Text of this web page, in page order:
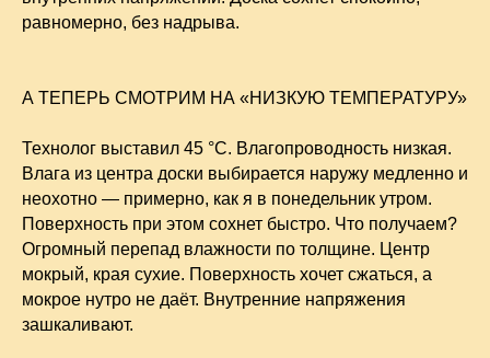
равномерно, без надрыва.
А ТЕПЕРЬ СМОТРИМ НА «НИЗКУЮ ТЕМПЕРАТУРУ»
Технолог выставил 45 °C. Влагопроводность низкая.
Влага из центра доски выбирается наружу медленно и
неохотно — примерно, как я в понедельник утром.
Поверхность при этом сохнет быстро. Что получаем?
Огромный перепад влажности по толщине. Центр
мокрый, края сухие. Поверхность хочет сжаться, а
мокрое нутро не даёт. Внутренние напряжения
зашкаливают.